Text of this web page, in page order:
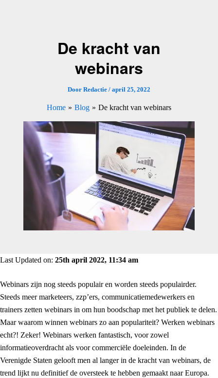
De kracht van
webinars
Door Redactie / april 25, 2022
Home Blog De kracht van webinars
Last Updated on: 25th april 2022, 11:34 am
Webinars zijn nog steeds populair en worden steeds populairder.
Steeds meer marketeers, zzp’ers, communicatiemedewerkers en
trainers zetten webinars in om hun boodschap met het publiek te delen.
Maar waarom winnen webinars zo aan populariteit? Werken webinars
echt?! Zeker! Webinars werken fantastisch, voor zowel
informatieoverdracht als voor commerciële doeleinden. In de
Verenigde Staten gelooft men al langer in de kracht van webinars, de
trend lijkt nu definitief de oversteek te hebben gemaakt naar Europa.